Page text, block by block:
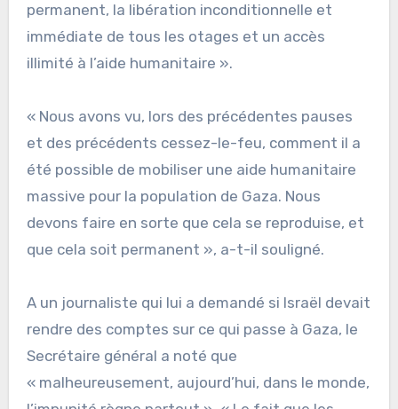
permanent, la libération inconditionnelle et
immédiate de tous les otages et un accès
illimité à l’aide humanitaire ».
« Nous avons vu, lors des précédentes pauses
et des précédents cessez-le-feu, comment il a
été possible de mobiliser une aide humanitaire
massive pour la population de Gaza. Nous
devons faire en sorte que cela se reproduise, et
que cela soit permanent », a-t-il souligné.
A un journaliste qui lui a demandé si Israël devait
rendre des comptes sur ce qui passe à Gaza, le
Secrétaire général a noté que
« malheureusement, aujourd’hui, dans le monde,